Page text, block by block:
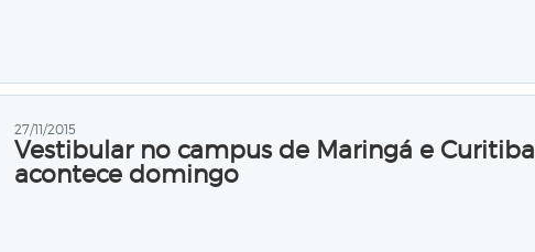
27/11/2015
Vestibular no campus de Maringá e Curitiba
acontece domingo